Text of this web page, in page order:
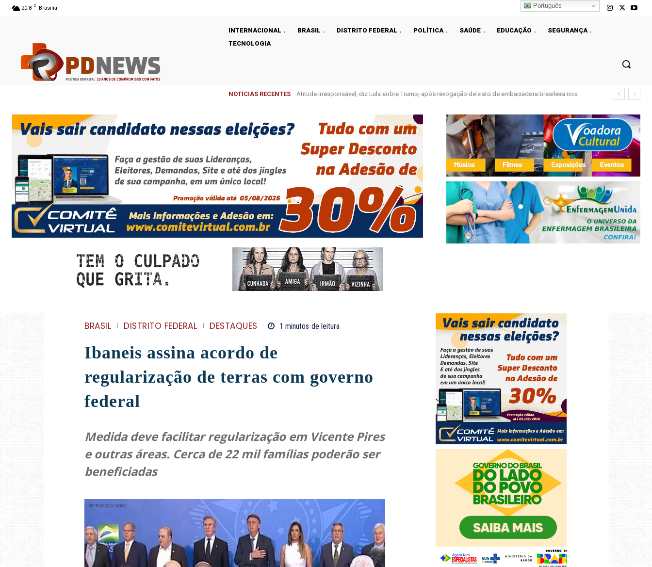
20.8 C Brasília
INTERNACIONAL BRASIL DISTRITO FEDERAL POLÍTICA SAÚDE EDUCAÇÃO
SEGURANÇA
TECNOLOGIA
NOTÍCIAS RECENTES Praça do Relógio, em Taguatinga, recebe unidade móvel de doação de sangue nesta quinta (6)
BRASIL DISTRITO FEDERAL DESTAQUES 1 minutos de leitura
Ibaneis assina acordo de
regularização de terras com governo
federal
Medida deve facilitar regularização em Vicente Pires
e outras áreas. Cerca de 22 mil famílias poderão ser
beneficiadas
Português